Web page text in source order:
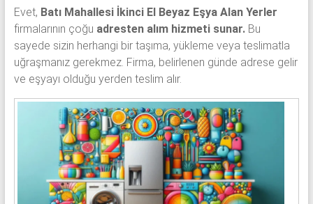
Evet, Batı Mahallesi İkinci El Beyaz Eşya Alan Yerler
firmalarının çoğu adresten alım hizmeti sunar.Bu
sayede sizin herhangi bir taşıma, yükleme veya teslimatla
uğraşmanız gerekmez. Firma, belirlenen günde adrese gelir
ve eşyayı olduğu yerden teslim alır.